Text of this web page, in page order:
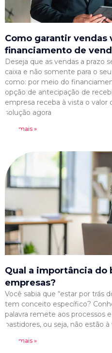
Como garantir vendas
financiamento de
Deseja que as vendas a prazo
caixa e não somente para o
como: por meio do
opção de antecipação de
empresa receba à vista o valor
solução agora
Leia mais »
Qual a importância do
empresas?
Você sabia que “estar por trás
tem conceito específico?
palavra remete aos processos
bastidores, ou seja, não estão
Leia mais »